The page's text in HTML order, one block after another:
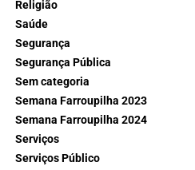
Religião
Saúde
Segurança
Segurança Pública
Sem categoria
Semana Farroupilha 2023
Semana Farroupilha 2024
Serviços
Serviços Público